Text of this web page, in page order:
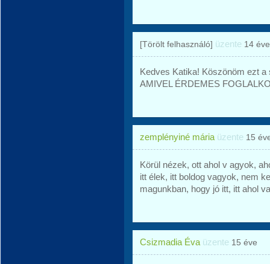
[Törölt felhasználó] üzente 14 éve
Kedves Katika! Köszönöm ezt
AMIVEL ÉRDEMES
zemplényiné mária üzente 15
Körül nézek, ott ahol v agyok,
itt élek, itt boldog vagyok, nem
magunkban, hogy jó itt, itt ahol
Csizmadia Éva üzente 15 éve